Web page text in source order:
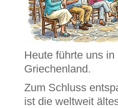
Heute führte uns
Griechenland.
Zum Schluss
ist die weltweit